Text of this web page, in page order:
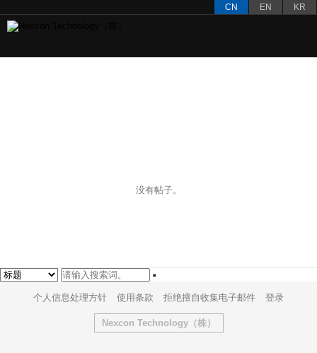
CN EN KR
没有帖子。
个人信息处理方针 使用条款 拒绝擅自收集电子邮件 登录
Nexcon Technology（株）